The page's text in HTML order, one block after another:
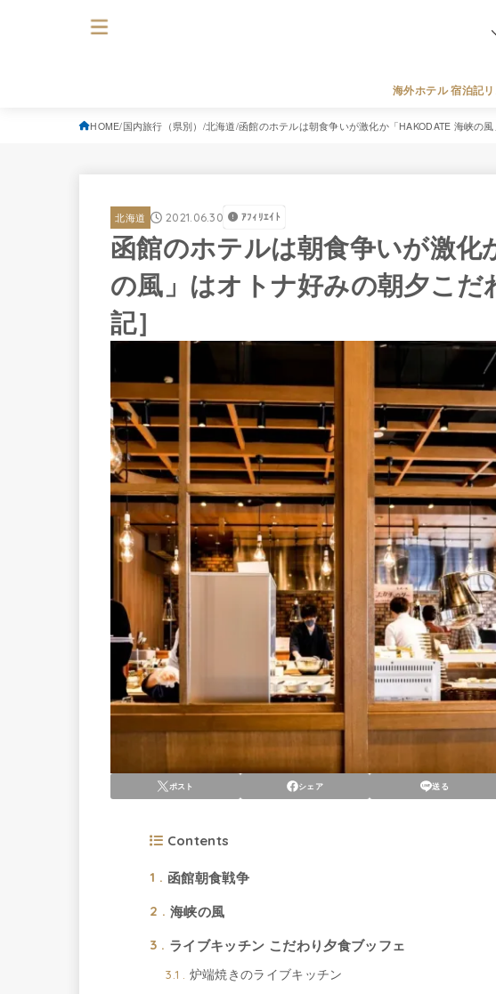
海外ホテル 宿泊記リ
HOME 国内旅行（県別） 北海道 函館のホテルは朝食争いが激化か「HAKODATE 海峡の
北海道 2021.06.30 ｱﾌｨﾘｴｲﾄ
函館のホテルは朝食争いが激化
の風」はオトナ好みの朝夕こ
記］
ポスト シェア 送る
Contents
1 函館朝食戦争
2 海峡の風
3 ライブキッチン こだわり夕食ブッフェ
3.1
炉端焼きのライブキッチン